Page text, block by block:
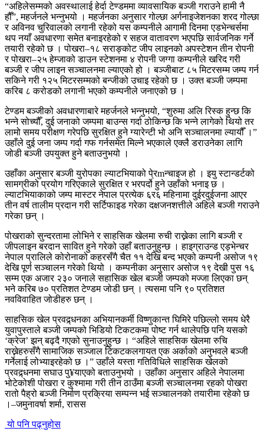
“अहिलेसम्मको अवस्थालाई हेर्दा टेण्डममा व्यावसायिक बञ्जी गराउने हामी नै
हौँ”, महर्जनले भन्नुभयो । महर्जनका अनुसार गोल्छा अर्गनाइजेशनका शरद गोल्छा
र अविनव चुरिवालको लगानी रहेको यस कम्पनीले आगामी दिनमा एडभेन्चर्समा
थप नयाँ अवधारणा समेत बनाइरहेको र सहज वातावरण भएपछि सार्वजनिक गर्ने
तयारी रहेको छ । पोखरा–१८ सराङ्कोट जीप लाइनको अपस्टेशन तीन रोपनी
र पोखरा–२५ हेम्जाको डाउन स्टेशनमा ४ रोपनी जग्गा कम्पनीले खरिद गरी
बञ्जी र जीप लाइन सञ्चालनमा ल्याएको हो । बञ्जीबाट ८५ मिटरसम्म जम्प गर्न
सकिने गरी १२५ मिटरसम्मको बन्जीको उचाइ रहेको छ । उक्त बञ्जी जम्पमा
करिब ८ करोडको लगानी भएको कम्पनीले जनाएको छ ।
टेण्डम बञ्जीको अवधारणाबारे महर्जनले भन्नुभयो, “शुरुमा अलि रिस्क हुन्छ कि
भन्ने सोच्यौँ, दुई जनाको जम्पमा बाउन्स गर्दा ठोकिन्छ कि भन्ने लागेको थियो तर
लामो समय परीक्षण गरेपछि सुरक्षित हुने ग्यारेन्टी भो अनि सञ्चालनमा ल्यायौँ ।”
उहाँले दुई जना जम्प गर्दा गफ गर्नसमेत मिल्ने भएकाले एक्लै डराउनेका लागि
जोडी बञ्जी उपयुक्त हुने बताउनुभयो ।
उहाँका अनुसार बञ्जी युरोपका ल्याटभियाको पे्रmन्चाइज हो । इयु स्टान्डर्टको
सामग्रीको प्रयोग गरिएकाले सुरक्षित र भरपर्दो हुने उहाँको भनाइ छ ।
ल्याटभियाकाको जम्प मास्टर नेपाल प्रत्येक ६र६ महिनामा दुईरदुईजना आएर
तीन वर्ष तालीम प्रदान गरी सर्टिफाइड गरेका दक्षजनशत्तीले अहिले बञ्जी गराउने
गरेका छन् ।
पोखराको सुन्दरतामा लोभिने र साहसिक खेलमा रुची राख्नेका लागि बञ्जी र
जीपलाइन बरदान सावित हुने गरेको उहाँ बताउनुहुन्छ । हाइग्राउन्ड एड्भेन्चर
नेपाल प्रालिले कोरोनाको कहरसँगै चैत ११ देखि बन्द भएको कम्पनी असोज १९
देखि पूर्ण सञ्चालन गरेको थियो । कम्पनीका अनुसार असोज १९ देखी पुस १६
सम्म एक अजार २३० जनाले सहासिक खेल बञ्जी जम्पको मज्जा लिएका छन्
भने करिब ७० प्रतिशत टेण्डम जोडी छन् । त्यसमा पनि ९० प्रतिशत
नवविवाहित जोडीहरु छन् ।
साहसिक खेल प्रवद्र्धनका अभियानकर्मी विष्णुकान्त घिमिरे पछिल्लो समय धेरै
युवापुस्ताले बञ्जी जम्पको भिडियो टिकटकमा पोष्ट गर्न थालेपछि पनि यसको
‘क्रेज’ झन् बढ्दै गएको सुनाउनुहुन्छ । “अहिले साहसिक खेलमा रुचि
राख्नेहरुसँगै सामाजिक सञ्जाल टिकटकलगायत एक अर्काको अनुभवले बञ्जी
गर्नेलाई लोभ्याइरहेको छ ।” उहाँले यस्ता गतिविधिले साहसिक खेलको
प्रवद्र्धनमा सघाउ पु¥याएको बताउनुभयो । उहाँका अनुसार अहिले नेपालमा
भोटेकोशी पोखरा र कुश्मामा गरी तीन ठाउँमा बञ्जी सञ्चालनमा रहको पोखरा
रातो पैह्रो बञ्जी निर्माण प्रक्रिया सम्पन्न भई सञ्चालनको तयारीमा रहेको छ
।–जमुनावर्षा शर्मा, रासस
यो पनि पढ्नुहोस